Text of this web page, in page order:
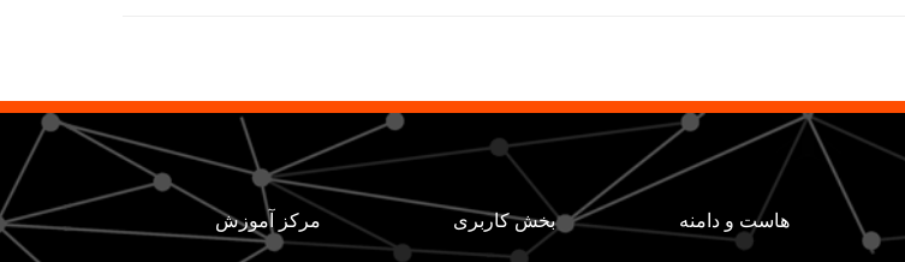
هاست و دامنه بخش کاربری مرکز آموزش